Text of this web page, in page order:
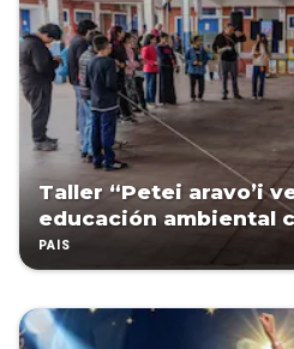
Taller “Petei aravo’i
educación ambiental
PAÍS